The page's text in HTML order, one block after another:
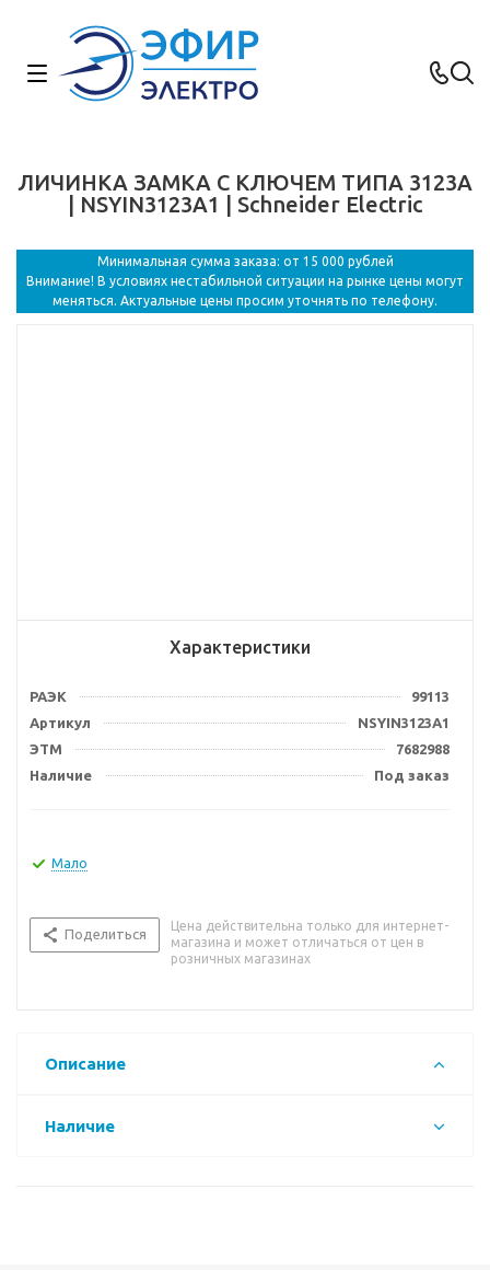
ЛИЧИНКА ЗАМКА С КЛЮЧЕМ ТИПА 3123A
| NSYIN3123A1 | Schneider Electric
Минимальная сумма заказа: от 15 000 рублей
Внимание! В условиях нестабильной ситуации на рынке цены могут
меняться. Актуальные цены просим уточнять по телефону.
Характеристики
РАЭК
99113
Артикул
NSYIN3123A1
ЭТМ
7682988
Наличие
Под заказ
Мало
Поделиться
Цена действительна только для интернет-
магазина и может отличаться от цен в
розничных магазинах
Описание
Наличие